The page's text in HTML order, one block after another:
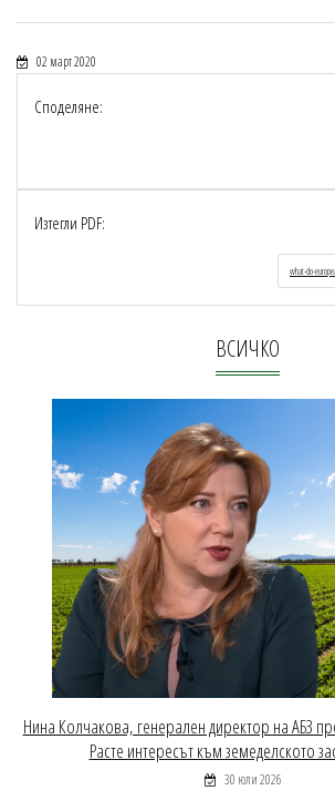
02 март 2020
Споделяне:
Изтегли PDF:
what-do-
ВСИЧКО
Нина Колчакова, генерален директор на АБЗ
Расте интересът към земеделското
30 юли 2026